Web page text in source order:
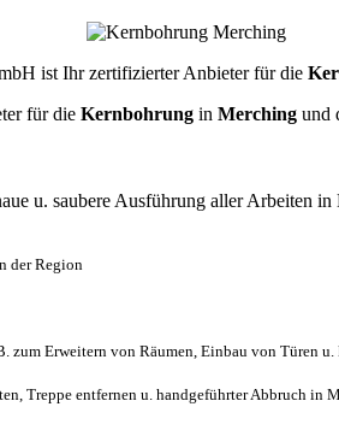
ist Ihr zertifizierter Anbieter für die
für die Kernbohrung in Merching und
u. saubere Ausführung aller Arbeiten in
der Region
Erweitern von Räumen, Einbau von Türen
Treppe entfernen u. handgeführter Abbruch in